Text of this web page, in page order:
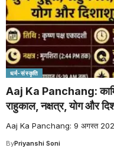
धर्म-संस्कृति
Aaj Ka Panchang:
राहुकाल, नक्षत्र, योग और
Aaj Ka Panchang: 9 अगस्त 2026,
ByPriyanshi Soni